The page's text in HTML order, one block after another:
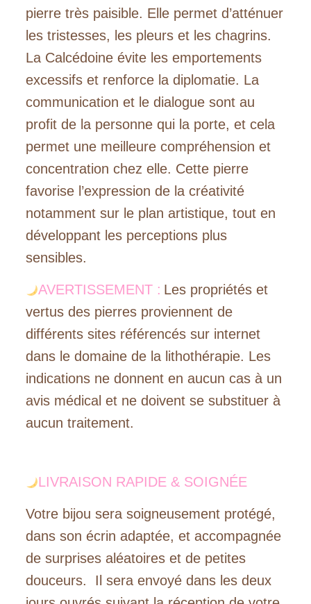
pierre très paisible. Elle permet d’atténuer
les tristesses, les pleurs et les chagrins.
La Calcédoine évite les emportements
excessifs et renforce la diplomatie. La
communication et le dialogue sont au
profit de la personne qui la porte, et cela
permet une meilleure compréhension et
concentration chez elle. Cette pierre
favorise l’expression de la créativité
notamment sur le plan artistique, tout en
développant les perceptions plus
sensibles.
AVERTISSEMENT : Les propriétés et
vertus des pierres proviennent de
différents sites référencés sur internet
dans le domaine de la lithothérapie. Les
indications ne donnent en aucun cas à un
avis médical et ne doivent se substituer à
aucun traitement.
LIVRAISON RAPIDE & SOIGNÉE
Votre bijou sera soigneusement protégé,
dans son écrin adaptée, et accompagnée
de surprises aléatoires et de petites
douceurs. Il sera envoyé dans les deux